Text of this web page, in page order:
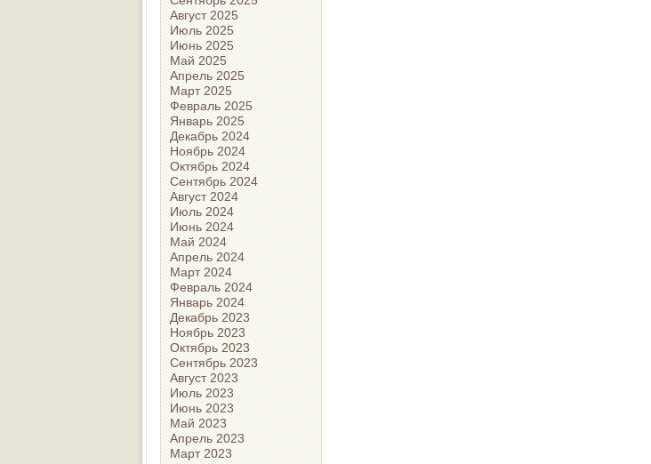
Август 2025
Июль 2025
Июнь 2025
Май 2025
Апрель 2025
Март 2025
Февраль 2025
Январь 2025
Декабрь 2024
Ноябрь 2024
Октябрь 2024
Сентябрь 2024
Август 2024
Июль 2024
Июнь 2024
Май 2024
Апрель 2024
Март 2024
Февраль 2024
Январь 2024
Декабрь 2023
Ноябрь 2023
Октябрь 2023
Сентябрь 2023
Август 2023
Июль 2023
Июнь 2023
Май 2023
Апрель 2023
Март 2023